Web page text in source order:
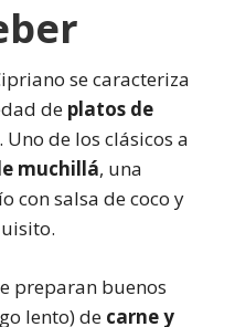
se caracteriza
de platos de
. Uno de los clásicos a
muchillá, una
con salsa de coco y
preparan buenos
lento) de carne y